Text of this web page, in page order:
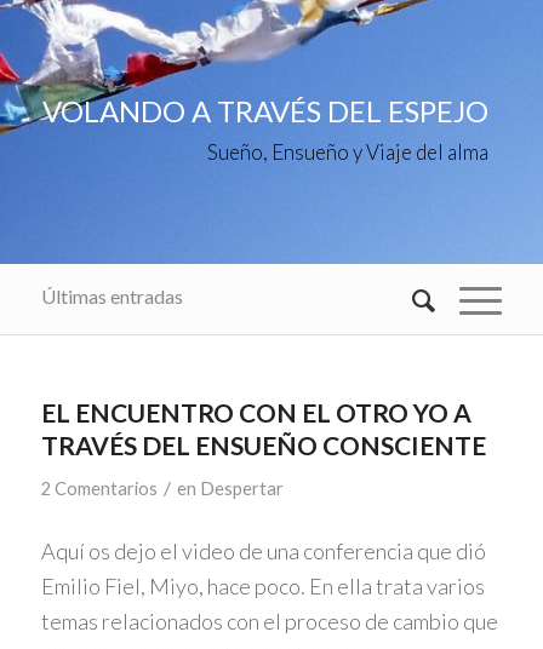
VOLANDO A TRAVÉS DEL ESPEJO
Sueño, Ensueño y Viaje del alma
Últimas entradas
EL ENCUENTRO CON EL OTRO YO A
TRAVÉS DEL ENSUEÑO CONSCIENTE
2 Comentarios / en Despertar
Aquí os dejo el video de una conferencia que dió
Emilio Fiel, Miyo, hace poco. En ella trata varios
temas relacionados con el proceso de cambio que